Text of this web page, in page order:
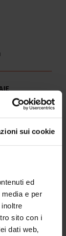
sui cookie
ed
e per
sito con i
dati web,